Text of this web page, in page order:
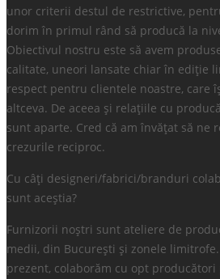
unor criterii destul de restrictive,
dorim în primul rând să producă la
Obiectivul nostru este să avem
calitate, uneori lansate chiar în ediție
respect pentru clientele noastre, care
altceva. De aceea și relațiile cu
sunt aparte. Cred că am învățat să ne
crezurile reciproc.
Cu câți designeri/fabrici/branduri
sunt aceștia?
Furnizorii noștri sunt ateliere de
medii, din București și zonele
prezent, colaborăm cu opt producători